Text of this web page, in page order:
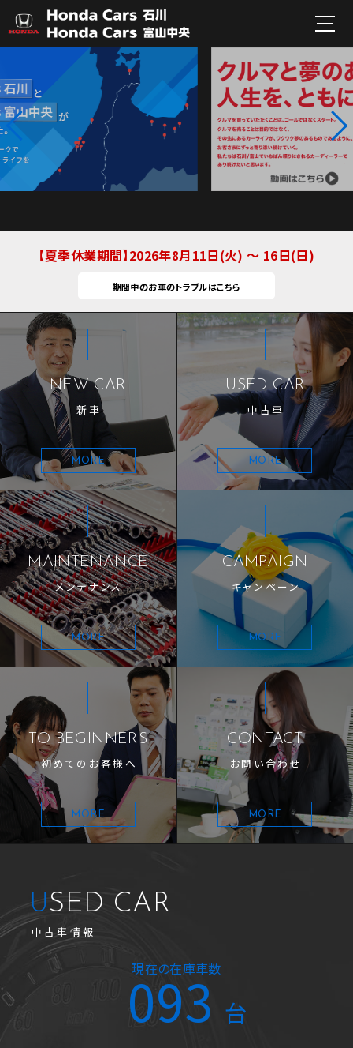
夏季休業期間 2026年8月11日(火) ～ 16日(日)
期間中のお車のトラブルはこちら
NEW CAR
新車
MORE
USED CAR
中古車
MORE
MAINTENANCE
メンテナンス
MORE
CAMPAIGN
キャンペーン
MORE
TO BEGINNERS
初めてのお客様へ
MORE
CONTACT
お問い合わせ
MORE
USED CAR
中古車情報
現在の在庫車数
093台